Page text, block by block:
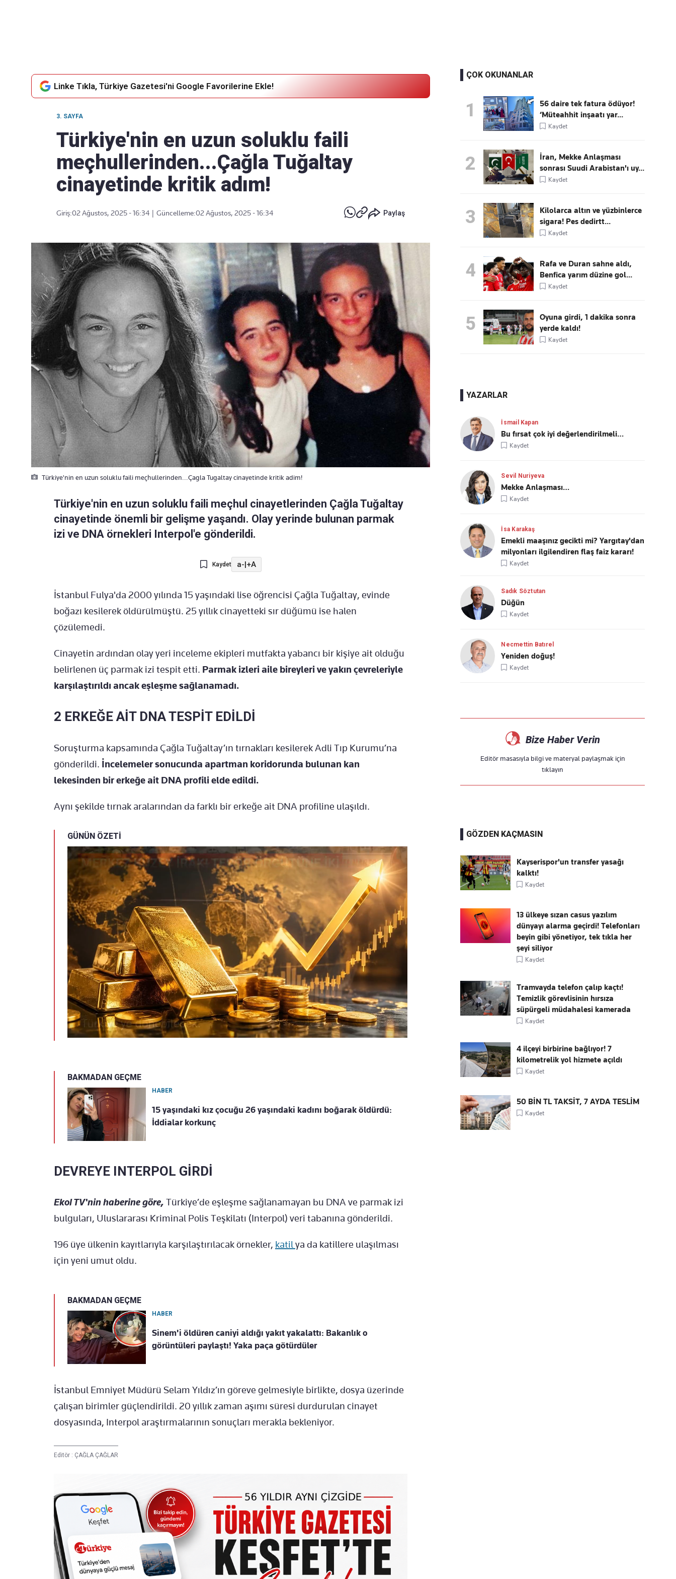
Linke Tıkla, Türkiye Gazetesi'ni Google Favorilerine Ekle!
3. SAYFA
Türkiye'nin en uzun soluklu faili
meçhullerinden...Çağla Tuğaltay
cinayetinde kritik adım!
Giriş:02 Ağustos, 2025 - 16:34 Güncelleme:02 Ağustos, 2025 - 16:34 Paylaş
Türkiye'nin en uzun soluklu faili meçhullerinden...Çagla Tugaltay cinayetinde kritik adim!
Türkiye'nin en uzun soluklu faili meçhul cinayetlerinden Çağla Tuğaltay
cinayetinde önemli bir gelişme yaşandı. Olay yerinde bulunan parmak
izi ve DNA örnekleri Interpol'e gönderildi.
Kaydet a-|+A
İstanbul Fulya'da 2000 yılında 15 yaşındaki lise öğrencisi Çağla Tuğaltay, evinde
boğazı kesilerek öldürülmüştü. 25 yıllık cinayetteki sır düğümü ise halen
çözülemedi.
Cinayetin ardından olay yeri inceleme ekipleri mutfakta yabancı bir kişiye ait olduğu
belirlenen üç parmak izi tespit etti. Parmak izleri aile bireyleri ve yakın çevreleriyle
karşılaştırıldı ancak eşleşme sağlanamadı.
2 ERKEĞE AİT DNA TESPİT EDİLDİ
Soruşturma kapsamında Çağla Tuğaltay’ın tırnakları kesilerek Adli Tıp Kurumu’na
gönderildi. İncelemeler sonucunda apartman koridorunda bulunan kan
lekesinden bir erkeğe ait DNA profili elde edildi.
Aynı şekilde tırnak aralarından da farklı bir erkeğe ait DNA profiline ulaşıldı.
GÜNÜN ÖZETİ
BAKMADAN GEÇME
HABER
15 yaşındaki kız çocuğu 26 yaşındaki kadını boğarak öldürdü:
İddialar korkunç
DEVREYE INTERPOL GİRDİ
Ekol TV'nin haberine göre, Türkiye’de eşleşme sağlanamayan bu DNA ve parmak izi
bulguları, Uluslararası Kriminal Polis Teşkilatı (Interpol) veri tabanına gönderildi.
196 üye ülkenin kayıtlarıyla karşılaştırılacak örnekler, katilya da katillere ulaşılması
için yeni umut oldu.
BAKMADAN GEÇME
HABER
Sinem'i öldüren caniyi aldığı yakıt yakalattı: Bakanlık o
görüntüleri paylaştı! Yaka paça götürdüler
İstanbul Emniyet Müdürü Selam Yıldız’ın göreve gelmesiyle birlikte, dosya üzerinde
çalışan birimler güçlendirildi. 20 yıllık zaman aşımı süresi durdurulan cinayet
dosyasında, Interpol araştırmalarının sonuçları merakla bekleniyor.
Editör : ÇAĞLA ÇAĞLAR
ÇOK OKUNANLAR
1
56 daire tek fatura ödüyor!
‘Müteahhit inşaatı yar...
Kaydet
2
İran, Mekke Anlaşması
sonrası Suudi Arabistan'ı uy...
Kaydet
3
Kilolarca altın ve yüzbinlerce
sigara! Pes dedirtt...
Kaydet
4
Rafa ve Duran sahne aldı,
Benfica yarım düzine gol...
Kaydet
5
Oyuna girdi, 1 dakika sonra
yerde kaldı!
Kaydet
YAZARLAR
İsmail Kapan
Bu fırsat çok iyi değerlendirilmeli…
Kaydet
Sevil Nuriyeva
Mekke Anlaşması…
Kaydet
İsa Karakaş
Emekli maaşınız gecikti mi? Yargıtay'dan
milyonları ilgilendiren flaş faiz kararı!
Kaydet
Sadık Söztutan
Düğün
Kaydet
Necmettin Batırel
Yeniden doğuş!
Kaydet
Bize Haber Verin
Editör masasıyla bilgi ve materyal paylaşmak için
tıklayın
GÖZDEN KAÇMASIN
Kayserispor'un transfer yasağı
kalktı!
Kaydet
13 ülkeye sızan casus yazılım
dünyayı alarma geçirdi! Telefonları
beyin gibi yönetiyor, tek tıkla her
şeyi siliyor
Kaydet
Tramvayda telefon çalıp kaçtı!
Temizlik görevlisinin hırsıza
süpürgeli müdahalesi kamerada
Kaydet
4 ilçeyi birbirine bağlıyor! 7
kilometrelik yol hizmete açıldı
Kaydet
50 BİN TL TAKSİT, 7 AYDA TESLİM
Kaydet